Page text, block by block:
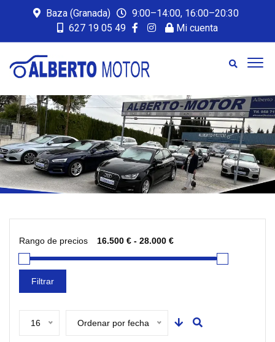
Baza (Granada)
9:00–14:00, 16:00–20:30
627 19 05 49
Mi cuenta
Rango de precios
Filtrar
16 Ordenar por fecha